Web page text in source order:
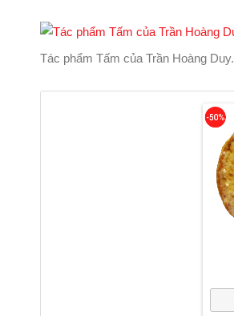
Tác phẩm Tấm của Trần Hoàng Duy.